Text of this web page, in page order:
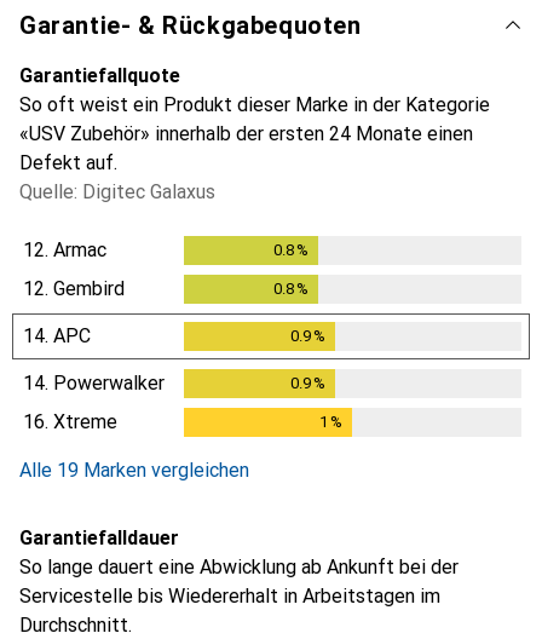
Garantie- & Rückgabequoten
Garantiefallquote
So oft weist ein Produkt dieser Marke in der Kategorie
«USV Zubehör» innerhalb der ersten 24 Monate einen
Defekt auf.
Quelle: Digitec Galaxus
12. Armac 0.8 %
12. Gembird 0.8 %
14. APC 0.9%
14. Powerwalker 0.9%
16. Xtreme 1 %
Alle 19 Marken vergleichen
Garantiefalldauer
So lange dauert eine Abwicklung ab Ankunft bei der
Servicestelle bis Wiedererhalt in Arbeitstagen im
Durchschnitt.